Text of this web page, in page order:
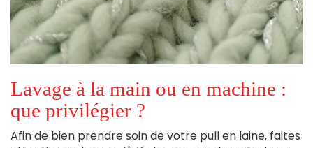
Lavage à la main ou en machine :
que privilégier ?
Afin de bien prendre soin de votre pull en laine, faites